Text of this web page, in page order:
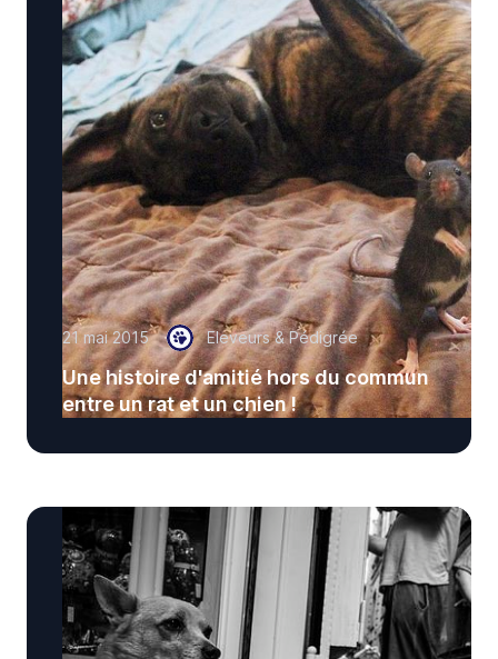
21 mai 2015 Eleveurs & Pédigrée
Une histoire d'amitié hors du commun
entre un rat et un chien !